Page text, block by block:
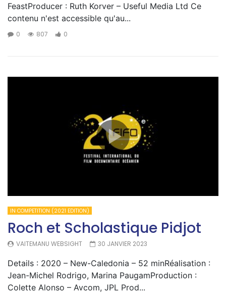
FeastProducer : Ruth Korver – Useful Media Ltd Ce
contenu n'est accessible qu'au...
0 807 0
IN COMPETITION (2021 EDITION)
Roch et Scholastique Pidjot
VAITEMANU WEBSIGHT 30 JANVIER 2023
Details : 2020 – New-Caledonia – 52 minRéalisation :
Jean-Michel Rodrigo, Marina PaugamProduction :
Colette Alonso – Avcom, JPL Prod...